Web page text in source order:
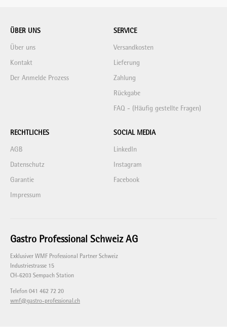
ÜBER UNS
Über uns
Kontakt
Der Anmelde Prozess
SERVICE
Versandkosten
Lieferung
Zahlung
Rückgabe
FAQ - (Häufig gestellte Fragen)
RECHTLICHES
AGB
Datenschutz
Garantie
Impressum
SOCIAL MEDIA
LinkedIn
Instagram
Facebook
Gastro Professional Schweiz AG
Exklusiver WMF Professional Partner Schweiz
Industriestrasse 15
CH-6203 Sempach Station
Telefon 041 462 72 20
wmf@gastro-professional.ch